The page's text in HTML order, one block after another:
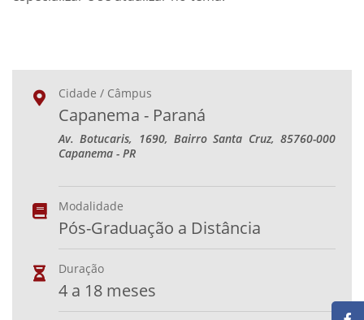
Cidade / Câmpus
Capanema - Paraná
Av. Botucaris, 1690, Bairro Santa Cruz, 85760-000
Capanema - PR
Modalidade
Pós-Graduação a Distância
Duração
4 a 18 meses